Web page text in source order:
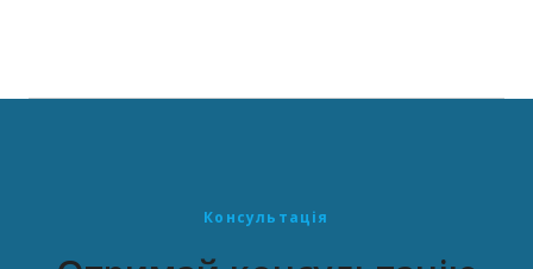
Консультація